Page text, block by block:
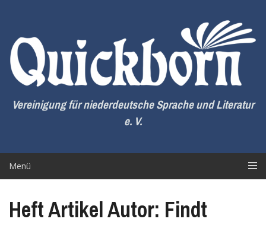
springen
Vereinigung für niederdeutsche Sprache und Literatur
e. V.
Menü
Heft Artikel Autor: Findt